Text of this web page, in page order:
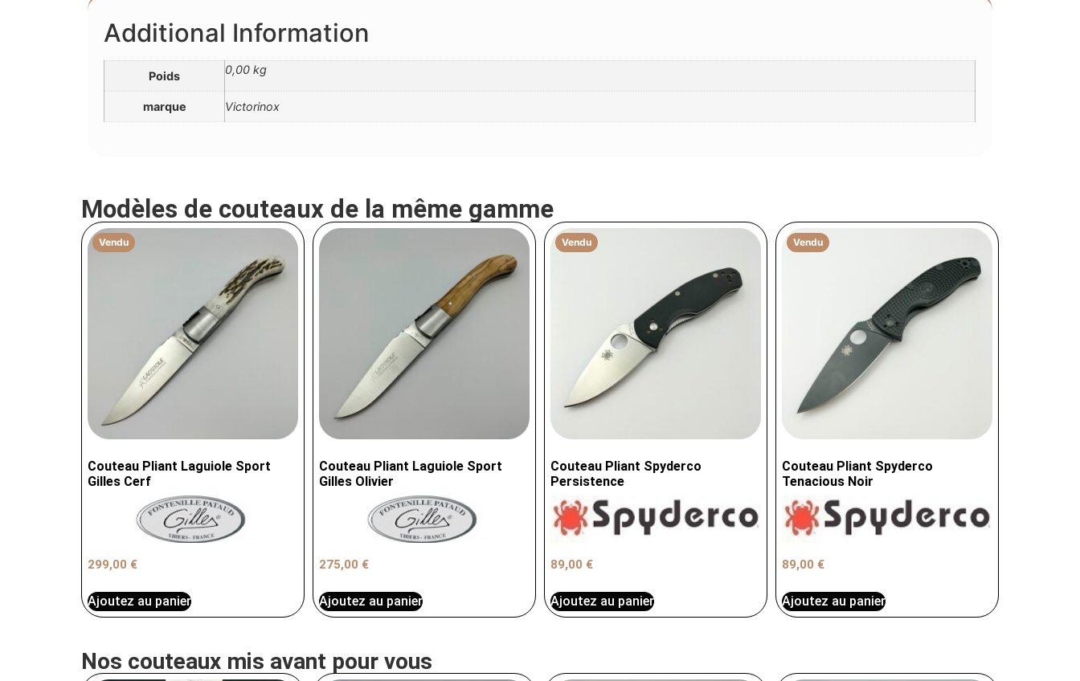
Additional Information
Poids 0,00 kg
marque Victorinox
Modèles de couteaux de la même gamme
Vendu
Couteau Pliant Laguiole Sport
Gilles Cerf
299,00 €
Ajoutez au panier
Couteau Pliant Laguiole Sport
Gilles Olivier
275,00 €
Ajoutez au panier
Vendu
Couteau Pliant Spyderco
Persistence
89,00 €
Ajoutez au panier
Vendu
Couteau Pliant Spyderco
Tenacious Noir
89,00 €
Ajoutez au panier
Nos couteaux mis avant pour vous